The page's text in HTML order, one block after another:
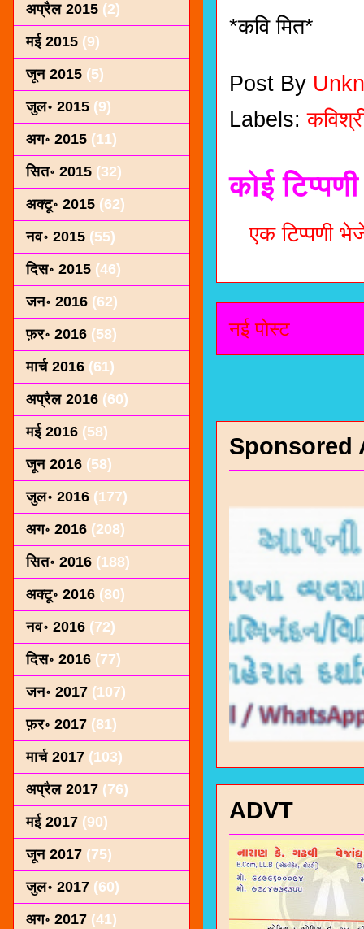
*कवि मित*
Post By
Labels:
कोई
एक टिप्पणी
नई पोस्ट
Sponsored
ADVT
अप्रैल 2015 (2)
मई 2015 (9)
जून 2015 (5)
जुल॰ 2015 (9)
अग॰ 2015 (11)
सित॰ 2015 (32)
अक्टू॰ 2015 (62)
नव॰ 2015 (55)
दिस॰ 2015 (46)
जन॰ 2016 (62)
फ़र॰ 2016 (58)
मार्च 2016 (61)
अप्रैल 2016 (60)
मई 2016 (58)
जून 2016 (58)
जुल॰ 2016 (177)
अग॰ 2016 (208)
सित॰ 2016 (188)
अक्टू॰ 2016 (80)
नव॰ 2016 (72)
दिस॰ 2016 (77)
जन॰ 2017 (107)
फ़र॰ 2017 (81)
मार्च 2017 (103)
अप्रैल 2017 (76)
मई 2017 (90)
जून 2017 (75)
जुल॰ 2017 (60)
अग॰ 2017 (41)